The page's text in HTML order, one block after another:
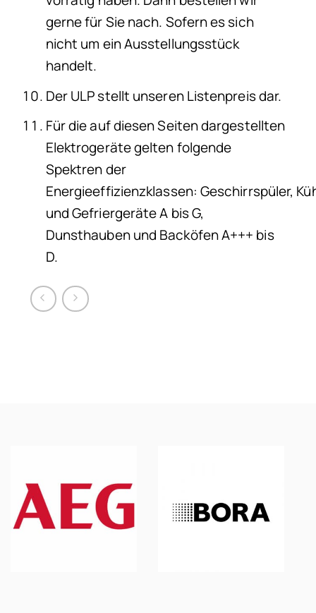
gerne für Sie nach. Sofern es sich
nicht um ein Ausstellungsstück
handelt.
Der ULP stellt unseren Listenpreis dar.
Für die auf diesen Seiten dargestellten
Elektrogeräte gelten folgende
Spektren der
Energieeffizienzklassen: Geschirrspüler,
und Gefriergeräte A bis G,
Dunsthauben und Backöfen A+++ bis
D.